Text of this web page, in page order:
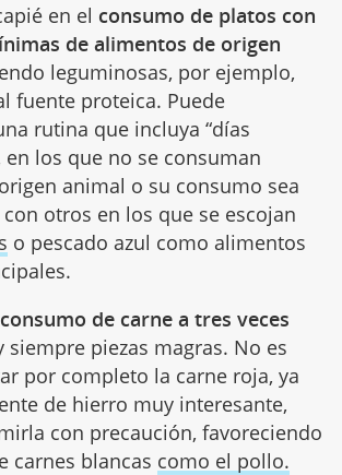
en el consumo de platos con
de alimentos de origen
leguminosas, por ejemplo,
fuente proteica. Puede
rutina que incluya “días
en los que no se consuman
animal o su consumo sea
otros en los que se escojan
o pescado azul como alimentos
de carne a tres veces
siempre piezas magras. No es
por completo la carne roja, ya
de hierro muy interesante,
con precaución, favoreciendo
carnes blancas como el pollo.